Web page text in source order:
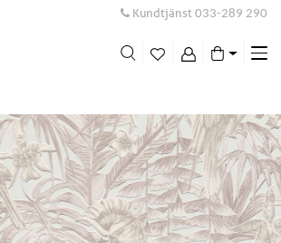
Kundtjänst 033-289 290